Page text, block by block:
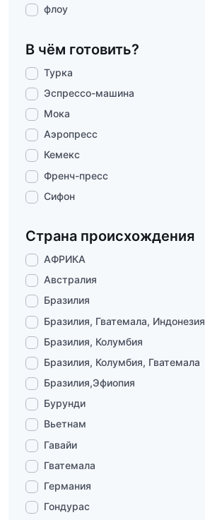
флоу
В чём готовить?
Турка
Эспрессо-машина
Мока
Аэропресс
Кемекс
Френч-пресс
Сифон
Страна происхождения
АФРИКА
Австралия
Бразилия
Бразилия, Гватемала, Индонезия
Бразилия, Колумбия
Бразилия, Колумбия, Гватемала
Бразилия,Эфиопия
Бурунди
Вьетнам
Гавайи
Гватемала
Германия
Гондурас